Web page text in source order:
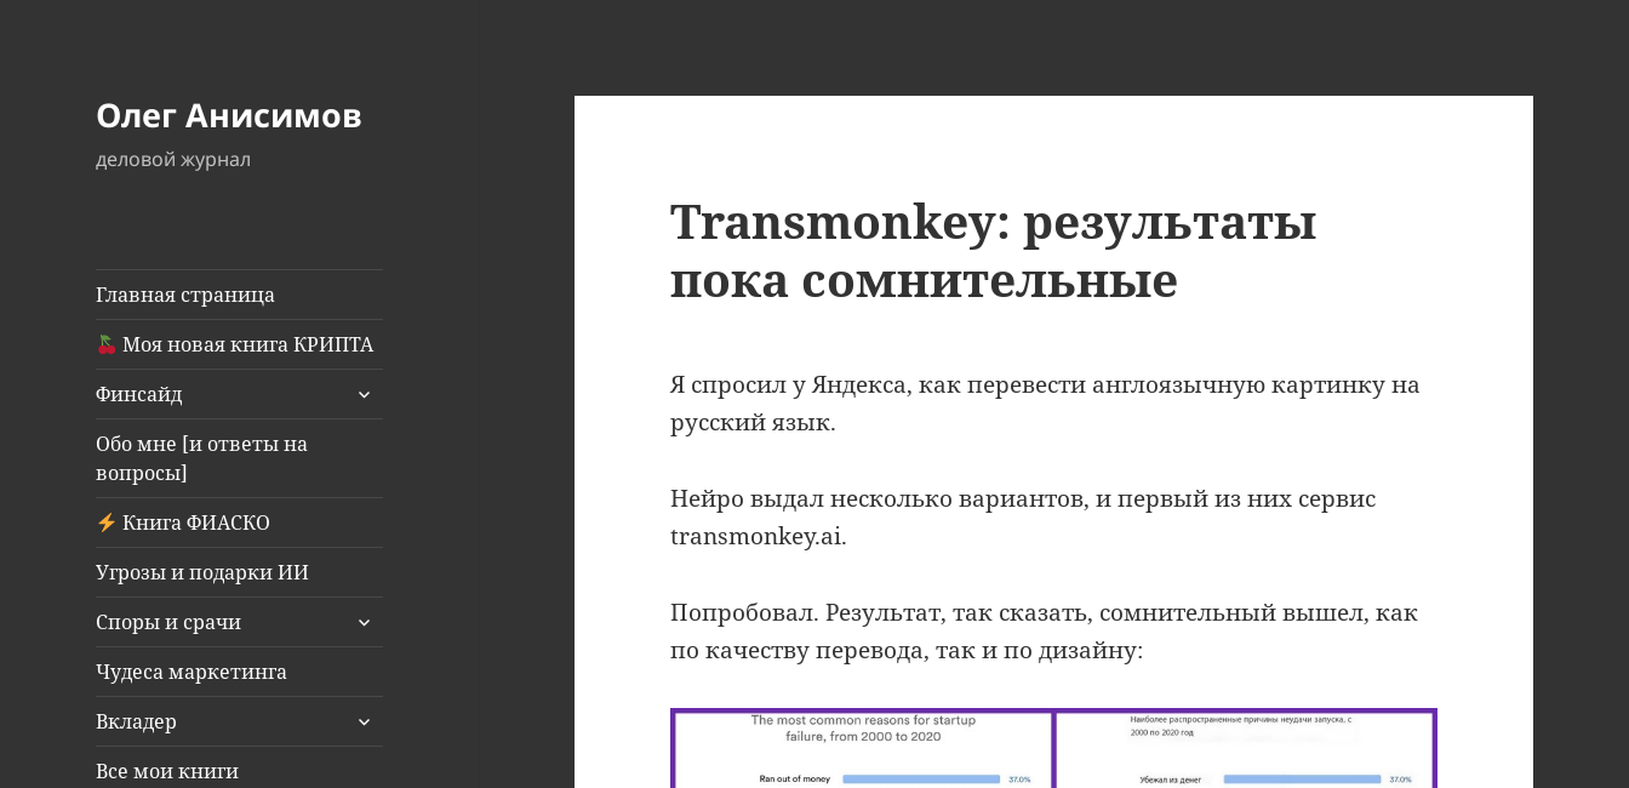
Олег Анисимов
деловой журнал
Главная страница
Моя новая книга КРИПТА
Финсайд
раскрыть
Обо мне [и ответы на
вопросы]
Книга ФИАСКО
Угрозы и подарки ИИ
Споры и срачи
раскрыть
Чудеса маркетинга
Вкладер
раскрыть
Все мои книги
Transmonkey: результаты
пока сомнительные
Я спросил у Яндекса, как перевести англоязычную картинку на
русский язык.
Нейро выдал несколько вариантов, и первый из них сервис
transmonkey.ai.
Попробовал. Результат, так сказать, сомнительный вышел, как
по качеству перевода, так и по дизайну: